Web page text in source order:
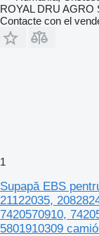
ROYAL DRU AGRO
Contacte con el
1
Supapă EBS
21122035,
7420570910,
5801910309